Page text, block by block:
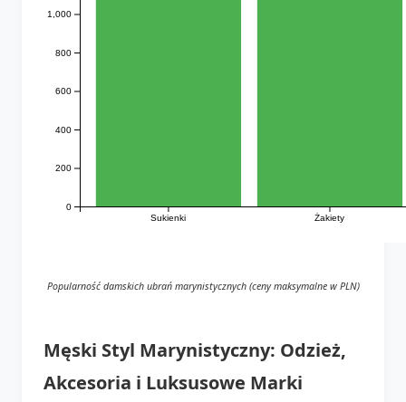
Sukienki Żakiety
0
200
400
600
800
1,000
Popularność damskich ubrań marynistycznych (ceny maksymalne w PLN)
Męski Styl Marynistyczny: Odzież,
Akcesoria i Luksusowe Marki